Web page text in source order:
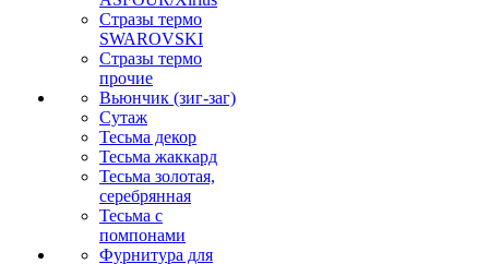
Стразы термо
SWAROVSKI
Стразы термо
прочие
Вьюнчик (зиг-заг)
Сутаж
Тесьма декор
Тесьма жаккард
Тесьма золотая,
серебрянная
Тесьма с
помпонами
Фурнитура для